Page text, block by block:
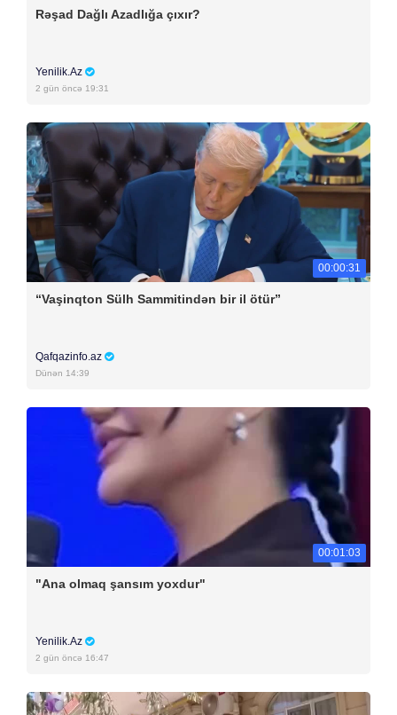
Rəşad Dağlı Azadlığa çıxır?
Yenilik.Az
2 gün öncə 19:31
00:00:31
“Vaşinqton Sülh Sammitindən bir il ötür”
Qafqazinfo.az
Dünən 14:39
00:01:03
"Ana olmaq şansım yoxdur"
Yenilik.Az
2 gün öncə 16:47